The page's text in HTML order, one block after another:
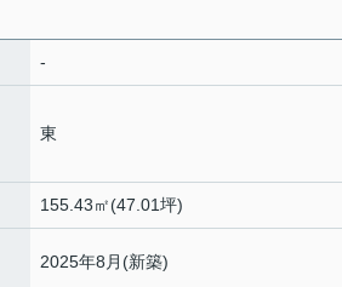
-
東
155.43㎡(47.01坪)
2025年8月(新築)